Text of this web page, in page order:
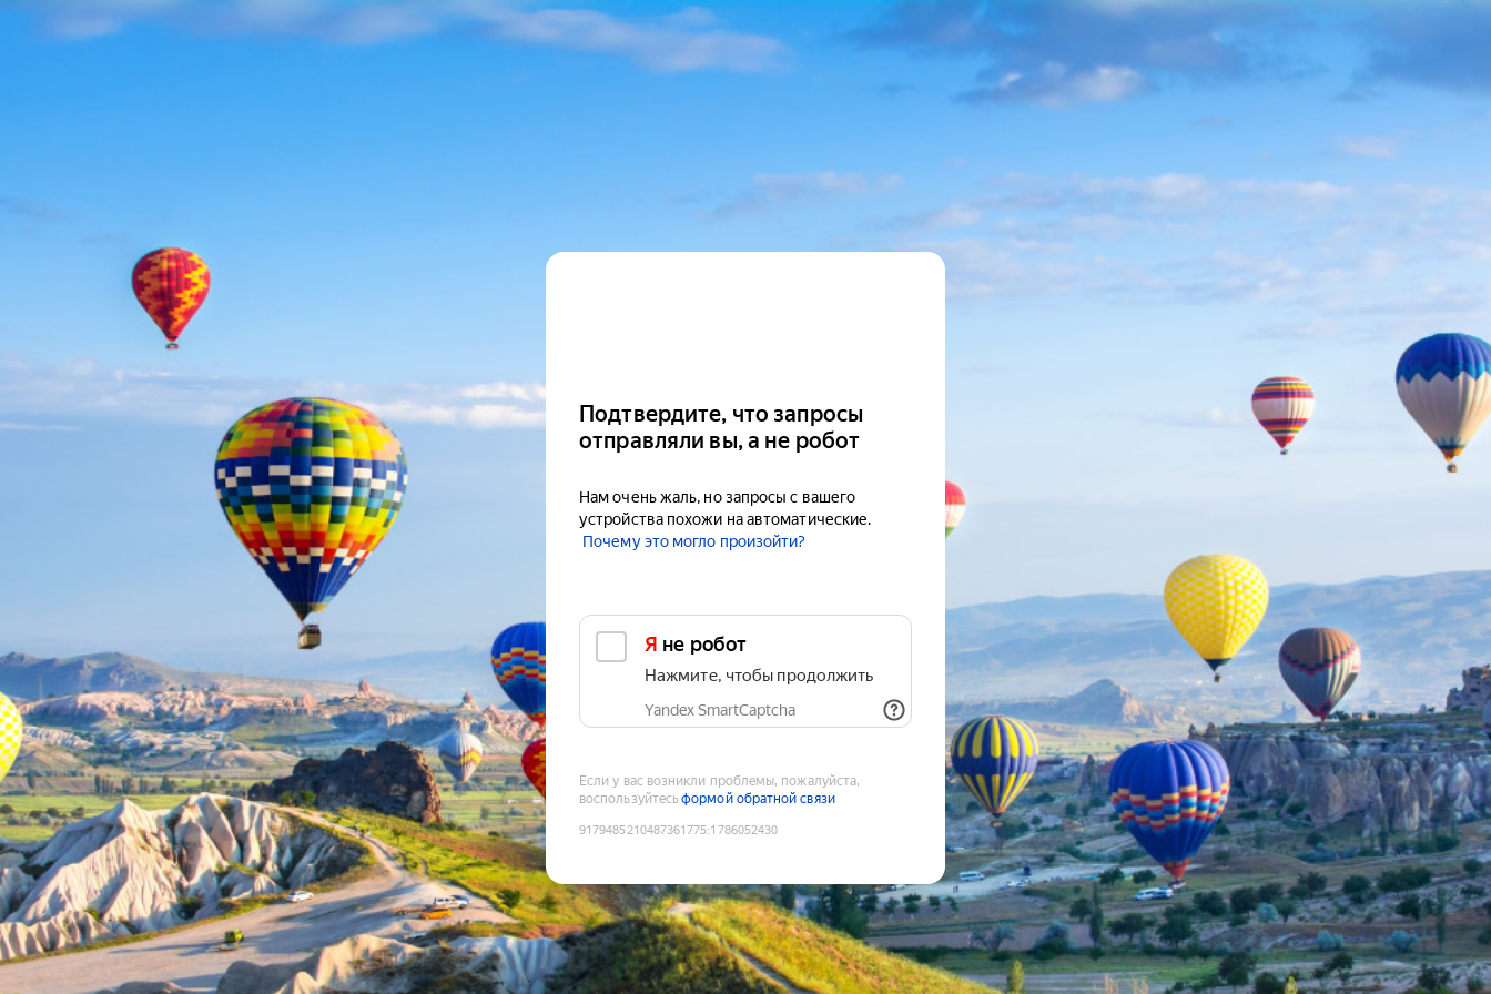
Подтвердите, что запросы
отправляли вы, а не робот
Нам очень жаль, но запросы с вашего
устройства похожи на автоматические.
Почему это могло произойти?
Я не робот
Нажмите, чтобы продолжить
Yandex SmartCaptcha
Если у вас возникли проблемы, пожалуйста,
воспользуйтесьформой обратной связи
9179485210487361775:1786052430